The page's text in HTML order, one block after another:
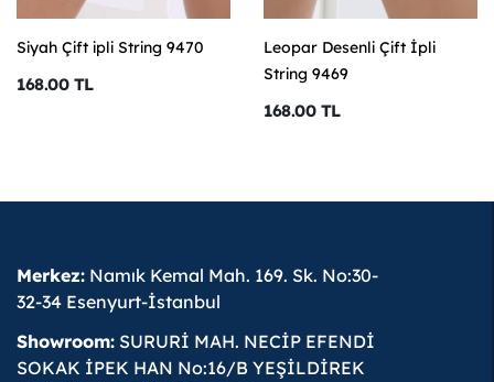
Siyah Çift ipli String 9470
168.00 TL
Leopar Desenli Çift İpli
String 9469
168.00 TL
Merkez: Namık Kemal Mah. 169. Sk. No:30-
32-34 Esenyurt-İstanbul
Showroom: SURURİ MAH. NECİP EFENDİ
SOKAK İPEK HAN No:16/B YEŞİLDİREK